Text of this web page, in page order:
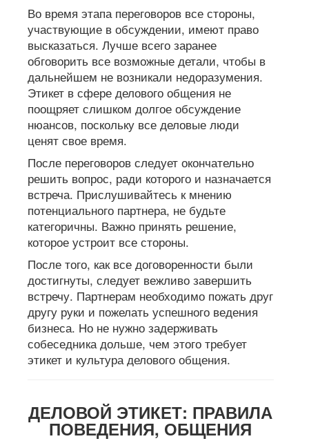
Во время этапа переговоров все стороны,
участвующие в обсуждении, имеют право
высказаться. Лучше всего заранее
обговорить все возможные детали, чтобы в
дальнейшем не возникали недоразумения.
Этикет в сфере делового общения не
поощряет слишком долгое обсуждение
нюансов, поскольку все деловые люди
ценят свое время.
После переговоров следует окончательно
решить вопрос, ради которого и назначается
встреча. Прислушивайтесь к мнению
потенциального партнера, не будьте
категоричны. Важно принять решение,
которое устроит все стороны.
После того, как все договоренности были
достигнуты, следует вежливо завершить
встречу. Партнерам необходимо пожать друг
другу руки и пожелать успешного ведения
бизнеса. Но не нужно задерживать
собеседника дольше, чем этого требует
этикет и культура делового общения.
ДЕЛОВОЙ ЭТИКЕТ: ПРАВИЛА
ПОВЕДЕНИЯ, ОБЩЕНИЯ